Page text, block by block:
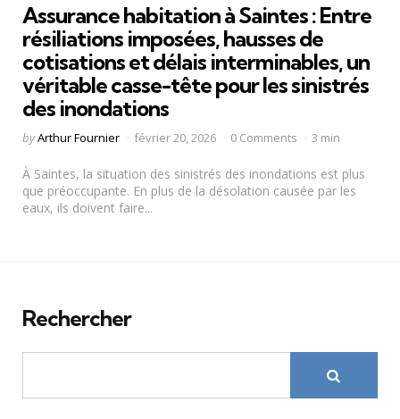
Assurance habitation à Saintes : Entre
résiliations imposées, hausses de
cotisations et délais interminables, un
véritable casse-tête pour les sinistrés
des inondations
Posted
byArthur Fournier février 20, 2026 0 Comments 3 min
À Saintes, la situation des sinistrés des inondations est plus
que préoccupante. En plus de la désolation causée par les
eaux, ils doivent faire...
Rechercher